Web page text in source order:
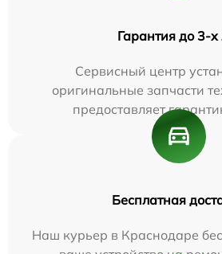
Гарантия до 3-х
Сервисный центр
оригинальные запчасти
предоставляет
Бесплатная
Наш курьер в Краснодаре